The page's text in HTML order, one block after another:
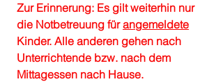
Zur Erinnerung: Es gilt weiterhin nur
die Notbetreuung für angemeldete
Kinder. Alle anderen gehen nach
Unterrichtende bzw. nach dem
Mittagessen nach Hause.